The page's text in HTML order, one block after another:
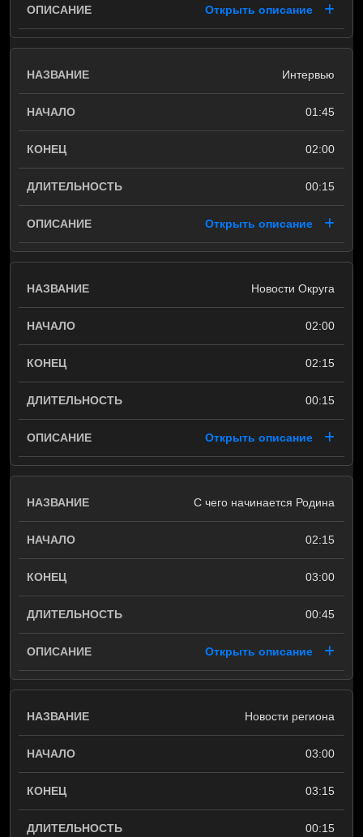
Открыть описание
Интервью
01:45
02:00
00:15
Открыть описание
Новости Округа
02:00
02:15
00:15
Открыть описание
С чего начинается Родина
02:15
03:00
00:45
Открыть описание
Новости региона
03:00
03:15
00:15